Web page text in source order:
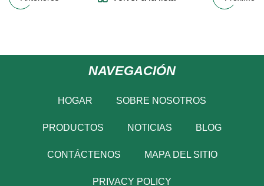
NAVEGACIÓN
HOGAR SOBRE NOSOTROS
PRODUCTOS NOTICIAS BLOG
CONTÁCTENOS MAPA DEL SITIO
PRIVACY POLICY